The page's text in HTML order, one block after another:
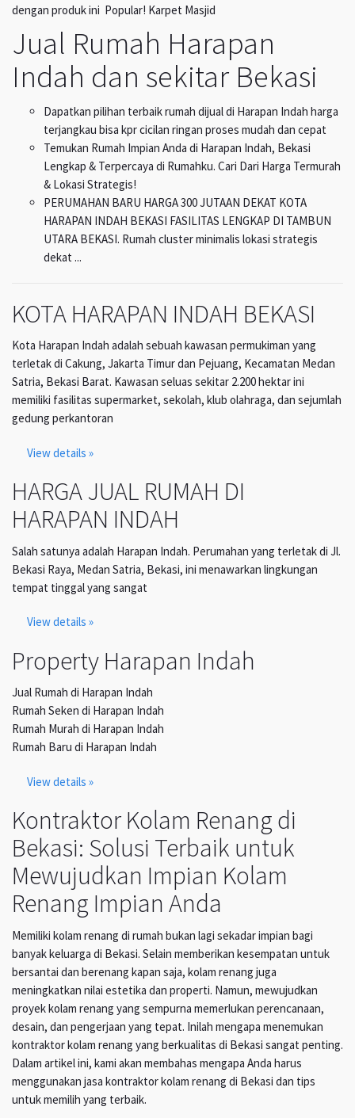
dengan produk ini Popular! Karpet Masjid
Jual Rumah Harapan
Indah dan sekitar Bekasi
Dapatkan pilihan terbaik rumah dijual di Harapan Indah harga
terjangkau bisa kpr cicilan ringan proses mudah dan cepat
Temukan Rumah Impian Anda di Harapan Indah, Bekasi
Lengkap & Terpercaya di Rumahku. Cari Dari Harga Termurah
& Lokasi Strategis!
PERUMAHAN BARU HARGA 300 JUTAAN DEKAT KOTA
HARAPAN INDAH BEKASI FASILITAS LENGKAP DI TAMBUN
UTARA BEKASI. Rumah cluster minimalis lokasi strategis
dekat ...
KOTA HARAPAN INDAH BEKASI
Kota Harapan Indah adalah sebuah kawasan permukiman yang
terletak di Cakung, Jakarta Timur dan Pejuang, Kecamatan Medan
Satria, Bekasi Barat. Kawasan seluas sekitar 2.200 hektar ini
memiliki fasilitas supermarket, sekolah, klub olahraga, dan sejumlah
gedung perkantoran
View details »
HARGA JUAL RUMAH DI
HARAPAN INDAH
Salah satunya adalah Harapan Indah. Perumahan yang terletak di Jl.
Bekasi Raya, Medan Satria, Bekasi, ini menawarkan lingkungan
tempat tinggal yang sangat
View details »
Property Harapan Indah
Jual Rumah di Harapan Indah
Rumah Seken di Harapan Indah
Rumah Murah di Harapan Indah
Rumah Baru di Harapan Indah
View details »
Kontraktor Kolam Renang di
Bekasi: Solusi Terbaik untuk
Mewujudkan Impian Kolam
Renang Impian Anda
Memiliki kolam renang di rumah bukan lagi sekadar impian bagi
banyak keluarga di Bekasi. Selain memberikan kesempatan untuk
bersantai dan berenang kapan saja, kolam renang juga
meningkatkan nilai estetika dan properti. Namun, mewujudkan
proyek kolam renang yang sempurna memerlukan perencanaan,
desain, dan pengerjaan yang tepat. Inilah mengapa menemukan
kontraktor kolam renang yang berkualitas di Bekasi sangat penting.
Dalam artikel ini, kami akan membahas mengapa Anda harus
menggunakan jasa kontraktor kolam renang di Bekasi dan tips
untuk memilih yang terbaik.